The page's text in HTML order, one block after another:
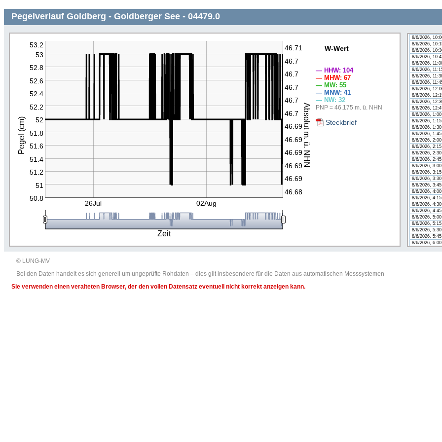
Pegelverlauf Goldberg - Goldberger See - 04479.0
Zeit
Pegel (cm) Absolut m. ü. NHN
50.8
51
51.2
51.4
51.6
51.8
52
52.2
52.4
52.6
52.8
53
53.2
46.68
46.69
46.69
46.69
46.69
46.69
46.7
46.7
46.7
46.7
46.7
46.71
26Jul 02Aug
W-Wert
— HHW: 104
— MHW: 67
— MW: 55
— MNW: 41
— NW: 32
PNP = 46.175 m. ü. NHN
Steckbrief
8/6/2026,
8/6/2026,
8/6/2026,
8/6/2026,
8/6/2026,
8/6/2026,
8/6/2026,
8/6/2026,
8/6/2026,
8/6/2026,
8/6/2026,
8/6/2026,
8/6/2026,
8/6/2026,
8/6/2026,
8/6/2026,
8/6/2026,
8/6/2026,
8/6/2026,
8/6/2026,
8/6/2026,
8/6/2026,
8/6/2026,
8/6/2026,
8/6/2026,
8/6/2026,
8/6/2026,
8/6/2026,
8/6/2026,
8/6/2026,
8/6/2026,
8/6/2026,
8/6/2026,
8/6/2026,
© LUNG-MV
Bei den Daten handelt es sich generell um ungeprüfte Rohdaten – dies gilt insbesondere für die Daten aus automatischen Messsystemen
Sie verwenden einen veralteten Browser, der den vollen Datensatz eventuell nicht korrekt anzeigen kann.